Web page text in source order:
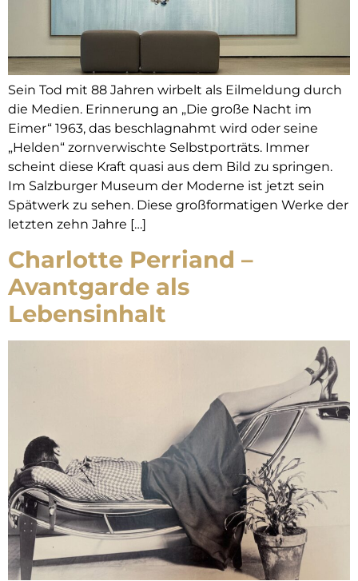
Sein Tod mit 88 Jahren wirbelt als Eilmeldung durch
die Medien. Erinnerung an „Die große Nacht im
Eimer“ 1963, das beschlagnahmt wird oder seine
„Helden“ zornverwischte Selbstporträts. Immer
scheint diese Kraft quasi aus dem Bild zu springen.
Im Salzburger Museum der Moderne ist jetzt sein
Spätwerk zu sehen. Diese großformatigen Werke der
letzten zehn Jahre […]
Charlotte Perriand –
Avantgarde als
Lebensinhalt